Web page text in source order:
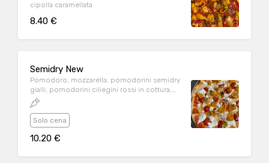
cipolla caramellata
8.40 €
Semidry New
Pomodoro, mozzarella, pomodorini semidry
gialli, pomodorini ciliegini rossi in cottura,
burrata, basilico e pepe rosa
Solo cena
10.20 €